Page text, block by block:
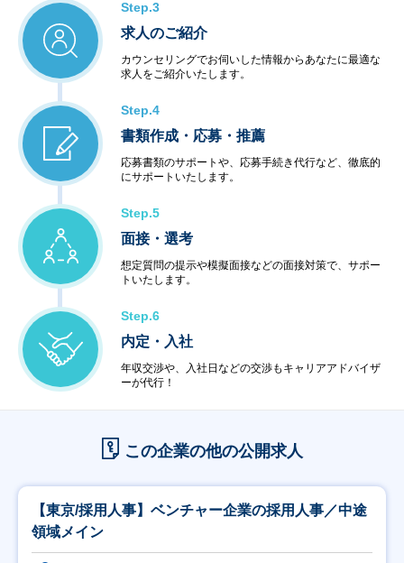
Step.3
求人のご紹介
カウンセリングでお伺いした情報からあなたに最適な
求人をご紹介いたします。
Step.4
書類作成・応募・推薦
応募書類のサポートや、応募手続き代行など、徹底的
にサポートいたします。
Step.5
面接・選考
想定質問の提示や模擬面接などの面接対策で、サポー
トいたします。
Step.6
内定・入社
年収交渉や、入社日などの交渉もキャリアアドバイザ
ーが代行！
この企業の他の公開求人
【東京/採用人事】ベンチャー企業の採用人事／中途
領域メイン